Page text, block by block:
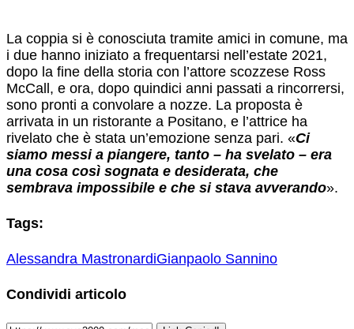
La coppia si è conosciuta tramite amici in comune, ma
i due hanno iniziato a frequentarsi nell’estate 2021,
dopo la fine della storia con l’attore scozzese Ross
McCall, e ora, dopo quindici anni passati a rincorrersi,
sono pronti a convolare a nozze. La proposta è
arrivata in un ristorante a Positano, e l’attrice ha
rivelato che è stata un’emozione senza pari. «Ci
siamo messi a piangere, tanto – ha svelato – era
una cosa così sognata e desiderata, che
sembrava impossibile e che si stava avverando».
Tags:
Alessandra MastronardiGianpaolo Sannino
Condividi articolo